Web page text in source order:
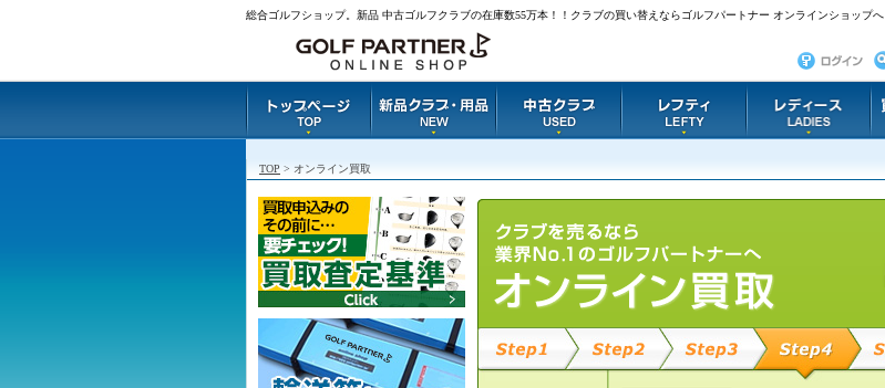
総合ゴルフショップ。新品 中古ゴルフクラブの在庫数55万本！！クラブの買い替えならゴルフパートナー オンラインショップへ
TOP > オンライン買取